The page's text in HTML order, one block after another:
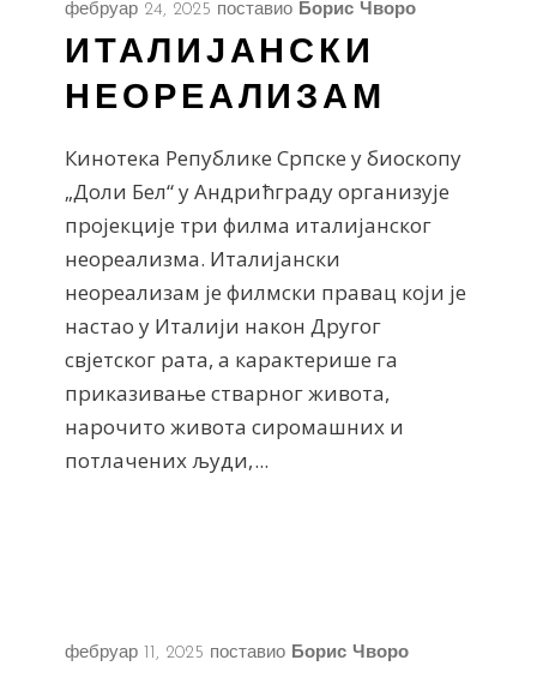
фебруар 24, 2025 поставио Борис Чворо
ИТАЛИЈАНСКИ
НЕОРЕАЛИЗАМ
Кинотека Републике Српске у биоскопу
„Доли Бел“ у Андрићграду организује
пројекције три филма италијанског
неореализма. Италијански
неореализам је филмски правац који је
настао у Италији након Другог
свјетског рата, а карактерише га
приказивање стварног живота,
нарочито живота сиромашних и
потлачених људи,
фебруар 11, 2025 поставио Борис Чворо